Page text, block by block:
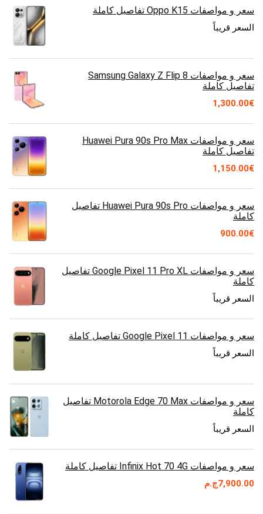
سعر و مواصفات Oppo K15 تفاصيل كاملة
السعر قريباً
سعر و مواصفات Samsung Galaxy Z Flip 8
تفاصيل كاملة
€
1,300.00
سعر و مواصفات Huawei Pura 90s Pro Max
تفاصيل كاملة
€
1,150.00
سعر و مواصفات Huawei Pura 90s Pro تفاصيل
كاملة
€
900.00
سعر و مواصفات Google Pixel 11 Pro XL تفاصيل
كاملة
السعر قريباً
سعر و مواصفات Google Pixel 11 تفاصيل كاملة
السعر قريباً
سعر و مواصفات Motorola Edge 70 Max تفاصيل
كاملة
السعر قريباً
سعر و مواصفات Infinix Hot 70 4G تفاصيل كاملة
ج.م7,900.00